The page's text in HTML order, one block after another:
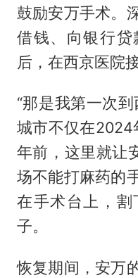
鼓励安万手术。
借钱、向银行
后，在西京医院
“那是我第一次
城市不仅在2024
年前，这里就让
场不能打麻药的
在手术台上，
子。
恢复期间，安万